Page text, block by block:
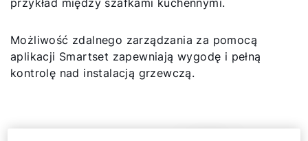
przykład między szafkami kuchennymi.
Możliwość zdalnego zarządzania za pomocą
aplikacji Smartset zapewniają wygodę i pełną
kontrolę nad instalacją grzewczą.